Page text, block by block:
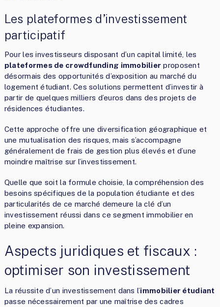
Les plateformes d’investissement
participatif
Pour les investisseurs disposant d’un capital limité, les
plateformes de crowdfunding immobilier proposent
désormais des opportunités d’exposition au marché du
logement étudiant. Ces solutions permettent d’investir à
partir de quelques milliers d’euros dans des projets de
résidences étudiantes.
Cette approche offre une diversification géographique et
une mutualisation des risques, mais s’accompagne
généralement de frais de gestion plus élevés et d’une
moindre maîtrise sur l’investissement.
Quelle que soit la formule choisie, la compréhension des
besoins spécifiques de la population étudiante et des
particularités de ce marché demeure la clé d’un
investissement réussi dans ce segment immobilier en
pleine expansion.
Aspects juridiques et fiscaux :
optimiser son investissement
La réussite d’un investissement dans l’immobilier étudiant
passe nécessairement par une maîtrise des cadres